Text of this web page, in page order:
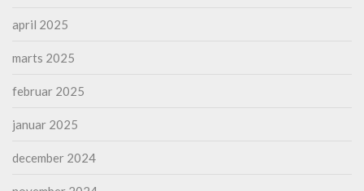
april 2025
marts 2025
februar 2025
januar 2025
december 2024